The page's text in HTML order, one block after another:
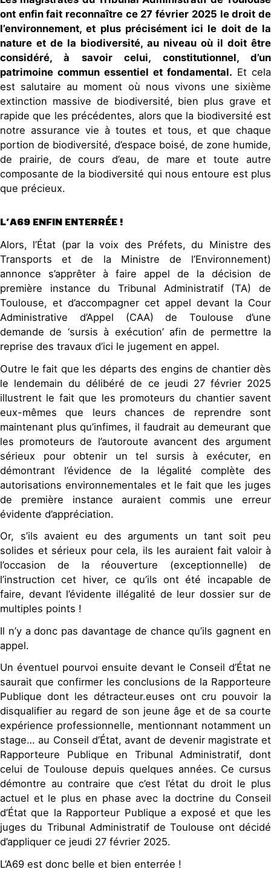
ont enfin fait reconnaître ce 27 février 2025 le droit de
l’environnement, et plus précisément ici le doit de la
nature et de la biodiversité, au niveau où il doit être
considéré, à savoir celui, constitutionnel, d’un
patrimoine commun essentiel et fondamental. Et cela
est salutaire au moment où nous vivons une sixième
extinction massive de biodiversité, bien plus grave et
rapide que les précédentes, alors que la biodiversité est
notre assurance vie à toutes et tous, et que chaque
portion de biodiversité, d’espace boisé, de zone humide,
de prairie, de cours d’eau, de mare et toute autre
composante de la biodiversité qui nous entoure est plus
que précieux.
L’A69 ENFIN ENTERRÉE !
Alors, l’État (par la voix des Préfets, du Ministre des
Transports et de la Ministre de l’Environnement)
annonce s’apprêter à faire appel de la décision de
première instance du Tribunal Administratif (TA) de
Toulouse, et d’accompagner cet appel devant la Cour
Administrative d’Appel (CAA) de Toulouse d’une
demande de ‘sursis à exécution’ afin de permettre la
reprise des travaux d’ici le jugement en appel.
Outre le fait que les départs des engins de chantier dès
le lendemain du délibéré de ce jeudi 27 février 2025
illustrent le fait que les promoteurs du chantier savent
eux-mêmes que leurs chances de reprendre sont
maintenant plus qu’infimes, il faudrait au demeurant que
les promoteurs de l’autoroute avancent des argument
sérieux pour obtenir un tel sursis à exécuter, en
démontrant l’évidence de la légalité complète des
autorisations environnementales et le fait que les juges
de première instance auraient commis une erreur
évidente d’appréciation.
Or, s’ils avaient eu des arguments un tant soit peu
solides et sérieux pour cela, ils les auraient fait valoir à
l’occasion de la réouverture (exceptionnelle) de
l’instruction cet hiver, ce qu’ils ont été incapable de
faire, devant l’évidente illégalité de leur dossier sur de
multiples points !
Il n’y a donc pas davantage de chance qu’ils gagnent en
appel.
Un éventuel pourvoi ensuite devant le Conseil d’État ne
saurait que confirmer les conclusions de la Rapporteure
Publique dont les détracteur.euses ont cru pouvoir la
disqualifier au regard de son jeune âge et de sa courte
expérience professionnelle, mentionnant notamment un
stage… au Conseil d’État, avant de devenir magistrate et
Rapporteure Publique en Tribunal Administratif, dont
celui de Toulouse depuis quelques années. Ce cursus
démontre au contraire que c’est l’état du droit le plus
actuel et le plus en phase avec la doctrine du Conseil
d’État que la Rapporteur Publique a exposé et que les
juges du Tribunal Administratif de Toulouse ont décidé
d’appliquer ce jeudi 27 février 2025.
L’A69 est donc belle et bien enterrée !